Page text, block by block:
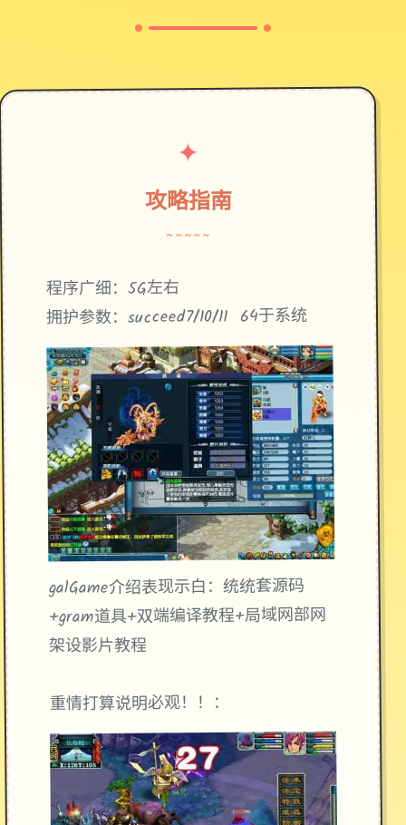
✦
攻略指南
~~~~~
程序广细：5G左右
拥护参数：succeed7/10/11 64于系统
galGame介绍表现示白：统统套源码
+gram道具+双端编译教程+局域网部网
架设影片教程
重情打算说明必观！！：